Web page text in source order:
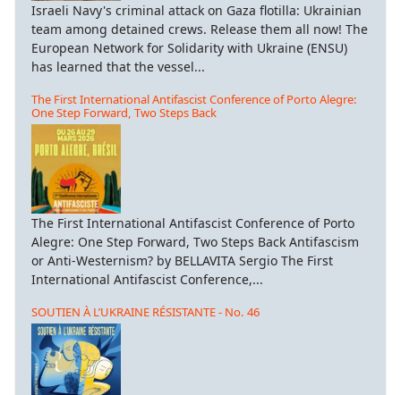
Israeli Navy's criminal attack on Gaza flotilla: Ukrainian
team among detained crews. Release them all now! The
European Network for Solidarity with Ukraine (ENSU)
has learned that the vessel...
The First International Antifascist Conference of Porto Alegre:
One Step Forward, Two Steps Back
The First International Antifascist Conference of Porto
Alegre: One Step Forward, Two Steps Back Antifascism
or Anti-Westernism? by BELLAVITA Sergio The First
International Antifascist Conference,...
SOUTIEN À L’UKRAINE RÉSISTANTE - No. 46